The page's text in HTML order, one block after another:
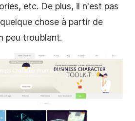
etc. De plus, il n'est pas
chose à partir de
peu troublant.